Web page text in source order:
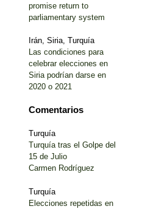
promise return to
parliamentary system
Irán, Siria, Turquía
Las condiciones para
celebrar elecciones en
Siria podrían darse en
2020 o 2021
Comentarios
Turquía
Turquía tras el Golpe del
15 de Julio
Carmen Rodríguez
Turquía
Elecciones repetidas en